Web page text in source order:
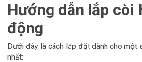
Hướng dẫn lắp còi
động
Dưới đây là cách lắp đặt dành cho một
nhất: